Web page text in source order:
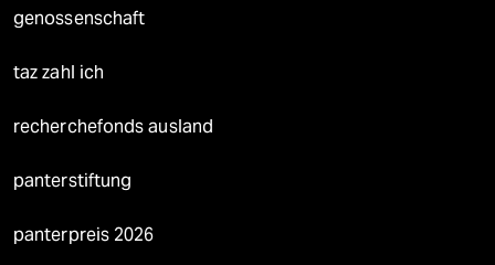
genossenschaft
taz zahl ich
recherchefonds ausland
panterstiftung
panterpreis 2026